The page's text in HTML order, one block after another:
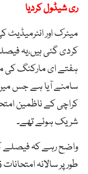
ری شیڈول کردیا
میٹرک اور
کردی گئی ہیں،یہ
ہفتے ای مارکنگ کی
سامنے آیا ہے جس میں
کراچی کے ناظمین
شریک ہوئے تھے۔
واضح رہے کہ فیصلے